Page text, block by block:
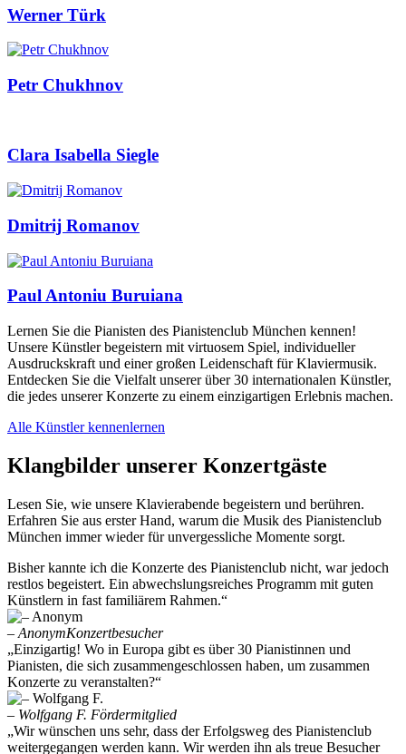
Werner Türk
Petr Chukhnov
Clara Isabella Siegle
Dmitrij Romanov
Paul Antoniu Buruiana
Lernen Sie die Pianisten des Pianistenclub München kennen!
Unsere Künstler begeistern mit virtuosem Spiel, individueller
Ausdruckskraft und einer großen Leidenschaft für Klaviermusik.
Entdecken Sie die Vielfalt unserer über 30 internationalen Künstler,
die jedes unserer Konzerte zu einem einzigartigen Erlebnis machen.
Alle Künstler kennenlernen
Klangbilder unserer Konzertgäste
Lesen Sie, wie unsere Klavierabende begeistern und berühren.
Erfahren Sie aus erster Hand, warum die Musik des Pianistenclub
München immer wieder für unvergessliche Momente sorgt.
Bisher kannte ich die Konzerte des Pianistenclub nicht, war jedoch
restlos begeistert. Ein abwechslungsreiches Programm mit guten
Künstlern in fast familiärem Rahmen.“
– AnonymKonzertbesucher
„Einzigartig! Wo in Europa gibt es über 30 Pianistinnen und
Pianisten, die sich zusammengeschlossen haben, um zusammen
Konzerte zu veranstalten?“
– Wolfgang F. Fördermitglied
„Wir wünschen uns sehr, dass der Erfolgsweg des Pianistenclub
weitergegangen werden kann. Wir werden ihn als treue Besucher